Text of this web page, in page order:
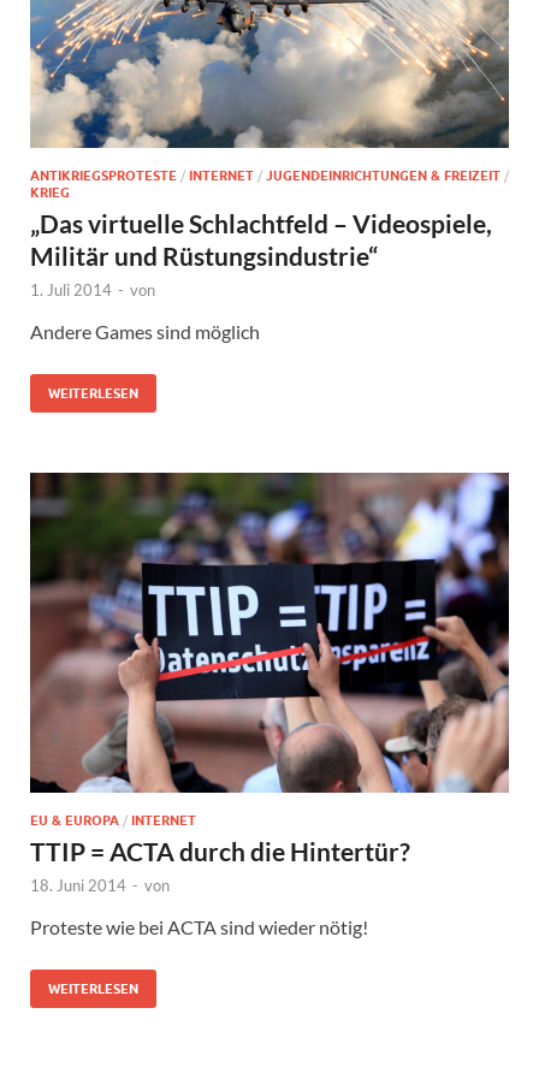
ANTIKRIEGSPROTESTE / INTERNET / JUGENDEINRICHTUNGEN & FREIZEIT /
KRIEG
„Das virtuelle Schlachtfeld – Videospiele,
Militär und Rüstungsindustrie“
1. Juli 2014 - von
Andere Games sind möglich
WEITERLESEN
EU & EUROPA / INTERNET
TTIP = ACTA durch die Hintertür?
18. Juni 2014 - von
Proteste wie bei ACTA sind wieder nötig!
WEITERLESEN